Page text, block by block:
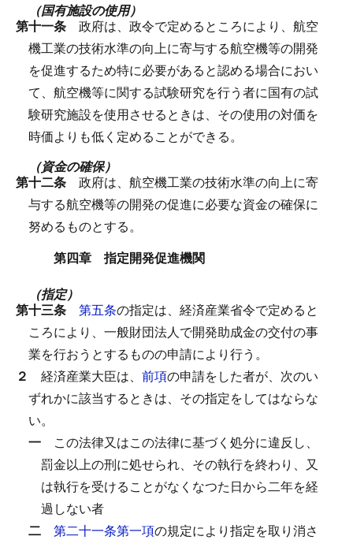
（国有施設の使用）
第十一条 政府は、政令で定めるところにより、航空
機工業の技術水準の向上に寄与する航空機等の開発
を促進するため特に必要があると認める場合におい
て、航空機等に関する試験研究を行う者に国有の試
験研究施設を使用させるときは、その使用の対価を
時価よりも低く定めることができる。
（資金の確保）
第十二条 政府は、航空機工業の技術水準の向上に寄
与する航空機等の開発の促進に必要な資金の確保に
努めるものとする。
第四章 指定開発促進機関
（指定）
第十三条 第五条の指定は、経済産業省令で定めると
ころにより、一般財団法人で開発助成金の交付の事
業を行おうとするものの申請により行う。
２ 経済産業大臣は、 前項の申請をした者が、次のい
ずれかに該当するときは、その指定をしてはならな
い。
一 この法律又はこの法律に基づく処分に違反し、
罰金以上の刑に処せられ、その執行を終わり、又
は執行を受けることがなくなつた日から二年を経
過しない者
二 第二十一条第一項の規定により指定を取り消さ